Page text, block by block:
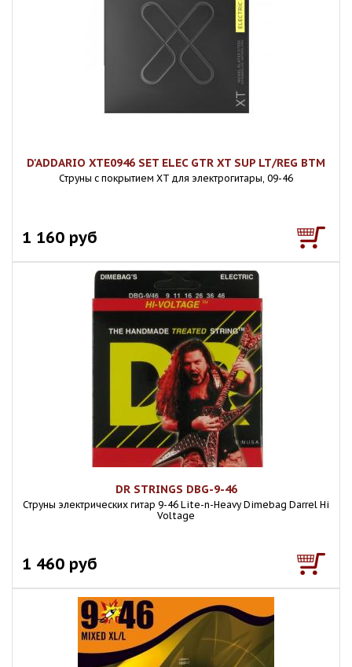
D'ADDARIO XTE0946 SET ELEC GTR XT SUP LT/REG BTM
Струны с покрытием XT для электрогитары, 09-46
1 160 руб
DR STRINGS DBG-9-46
Струны электрических гитар 9-46 Lite-n-Heavy Dimebag Darrel Hi
Voltage
1 460 руб